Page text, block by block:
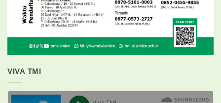
VIVA TMI